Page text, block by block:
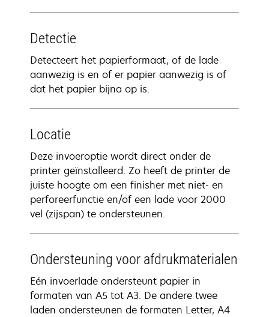
Detectie
Detecteert het papierformaat, of de lade
aanwezig is en of er papier aanwezig is of
dat het papier bijna op is.
Locatie
Deze invoeroptie wordt direct onder de
printer geïnstalleerd. Zo heeft de printer de
juiste hoogte om een finisher met niet- en
perforeerfunctie en/of een lade voor 2000
vel (zijspan) te ondersteunen.
Ondersteuning voor afdrukmaterialen
Eén invoerlade ondersteunt papier in
formaten van A5 tot A3. De andere twee
laden ondersteunen de formaten Letter, A4